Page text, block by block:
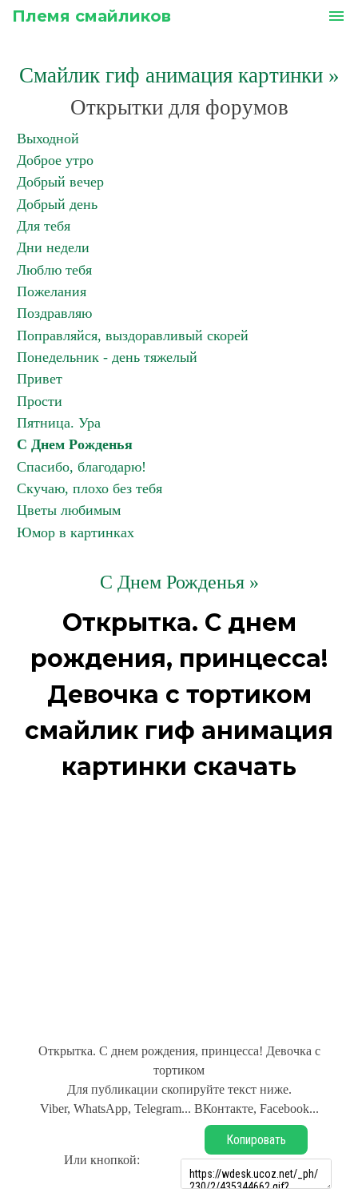
Племя смайликов menu
Смайлик гиф анимация картинки»
Открытки для форумов
Выходной
Доброе утро
Добрый вечер
Добрый день
Для тебя
Дни недели
Люблю тебя
Пожелания
Поздравляю
Поправляйся, выздоравливый скорей
Понедельник - день тяжелый
Привет
Прости
Пятница. Ура
С Днем Рожденья
Спасибо, благодарю!
Скучаю, плохо без тебя
Цветы любимым
Юмор в картинках
С Днем Рожденья »
Открытка. С днем
рождения, принцесса!
Девочка с тортиком
смайлик гиф анимация
картинки скачать
Открытка. С днем рождения, принцесса! Девочка с
тортиком
Для публикации скопируйте текст ниже.
Viber, WhatsApp, Telegram... ВКонтакте, Facebook...
Или кнопкой:
Копировать